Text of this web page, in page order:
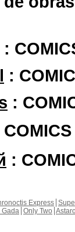
:
:
:
:
Express
Gada Only Two